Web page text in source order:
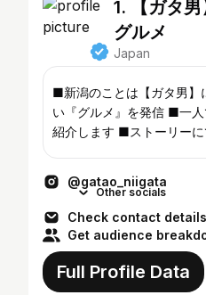
1. 【ガタ
グルメ
Japan
■新潟のことは【ガタ男】にお任せ ■
い『グルメ』を発信 ■一人でも気軽に行けるお店を
紹介します ■ストーリーに
@gatao_niigata
Other socials
Check contact details
Get audience
Full Profile Data